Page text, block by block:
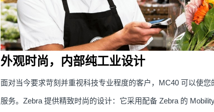
外观时尚，内部纯工业设计
面对当今要求苛刻并重视科技专业程度的客户，MC40 可以使
服务。Zebra 提供精致时尚的设计：它采用配备 Zebra 的